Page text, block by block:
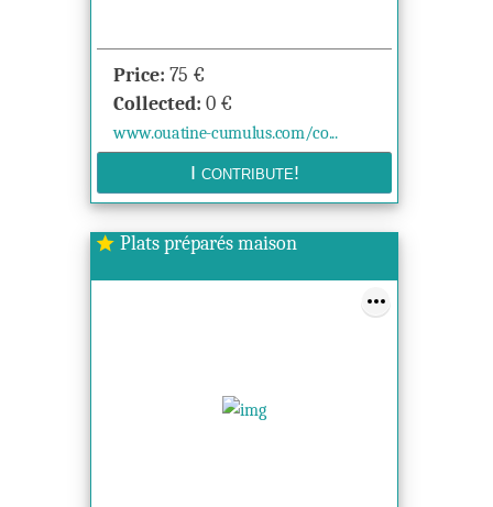
Price: 75 €
Collected: 0 €
www.ouatine-cumulus.com/co...
star Plats préparés maison